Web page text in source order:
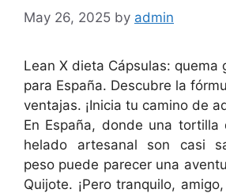
May 26, 2025 by admin
Lean X dieta Cápsulas: quema
para España. Descubre la
ventajas. ¡Inicia tu camino de
En España, donde una
helado artesanal son casi
peso puede parecer una
Quijote. ¡Pero tranquilo,